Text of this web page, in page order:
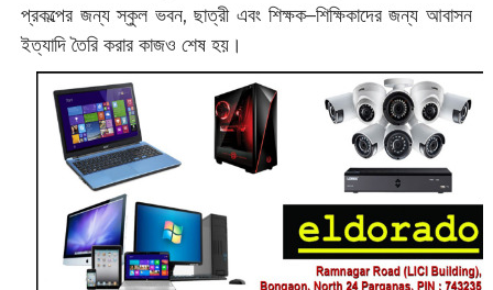
প্রকল্পের জন্য স্কুল ভবন, ছাত্রী এবং শিক্ষক–শিক্ষিকাদের জন্য আবাসন
ইত্যাদি তৈরি করার কাজও শেষ হয়।